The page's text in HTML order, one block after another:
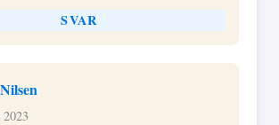
SVAR
2023